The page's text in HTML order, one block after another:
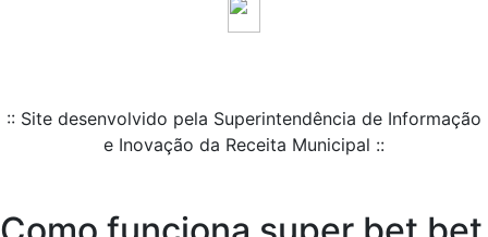
:: Site desenvolvido pela Superintendência de Informação
e Inovação da Receita Municipal ::